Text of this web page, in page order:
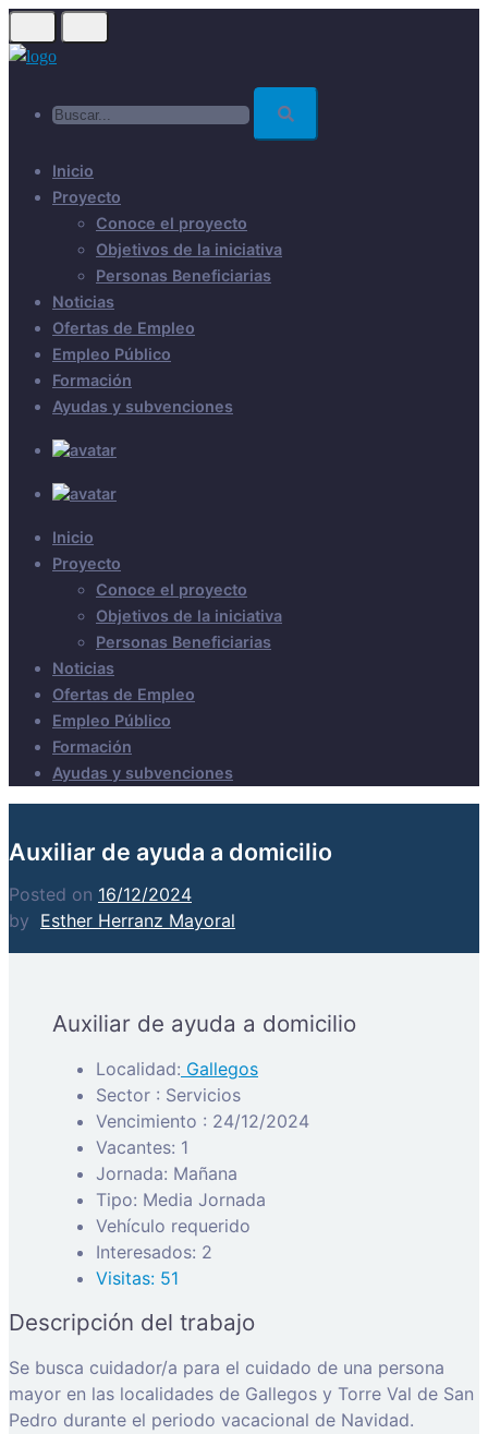
Skip
to
Inicio
Proyecto
Conoce el proyecto
Objetivos de la iniciativa
Personas Beneficiarias
Noticias
Ofertas de Empleo
Empleo Público
Formación
Ayudas y subvenciones
Inicio
Proyecto
Conoce el proyecto
Objetivos de la iniciativa
Personas Beneficiarias
Noticias
Ofertas de Empleo
Empleo Público
Formación
Ayudas y subvenciones
Auxiliar de ayuda a domicilio
Posted on 16/12/2024
by Esther Herranz Mayoral
Auxiliar de ayuda a domicilio
Localidad: Gallegos
Sector : Servicios
Vencimiento : 24/12/2024
Vacantes: 1
Jornada: Mañana
Tipo: Media Jornada
Vehículo requerido
Interesados: 2
Visitas: 51
Descripción del trabajo
Se busca cuidador/a para el cuidado de una persona
mayor en las localidades de Gallegos y Torre Val de San
Pedro durante el periodo vacacional de Navidad.